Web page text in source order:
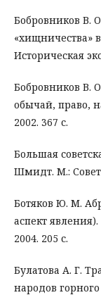
Бобровников В.
«хищничества»
Историческая
Бобровников В.
обычай, право,
2002. 367 с.
Большая
Шмидт. М.:
Ботяков Ю. М.
аспект
2004. 205 с.
Булатова А. Г.
народов горного